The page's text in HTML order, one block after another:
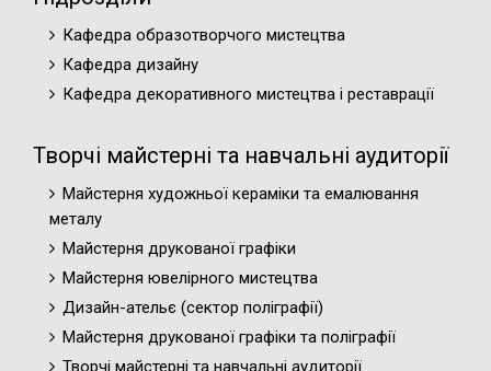
Кафедра образотворчого мистецтва
Кафедра дизайну
Кафедра декоративного мистецтва і реставрації
Творчі майстерні та навчальні аудиторії
Майстерня художньої кераміки та емалювання
металу
Майстерня друкованої графіки
Майстерня ювелірного мистецтва
Дизайн-ательє (cектор поліграфії)
Майстерня друкованої графіки та поліграфії
Творчі майстерні та навчальні аудиторії